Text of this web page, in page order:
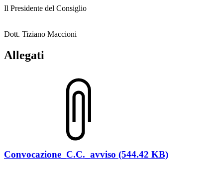
Il Presidente del Consiglio
Dott. Tiziano Maccioni
Allegati
Convocazione_C.C._avviso (544.42 KB)